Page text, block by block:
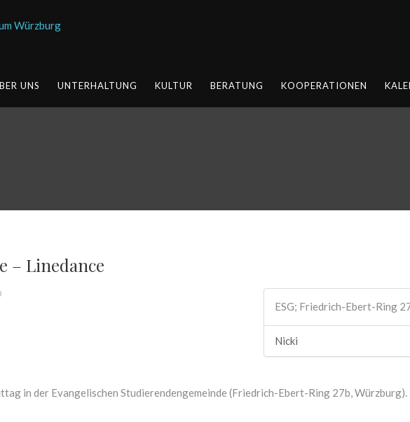
UNS UNTERHALTUNG KULTUR BERATUNG KOOPERATIONEN
– Linedance
ESG; Friedrich-Ebert-Ring
Nicki
in der Evangelischen Studierendengemeinde (Friedrich-Ebert-Ring 27b, Würzburg).